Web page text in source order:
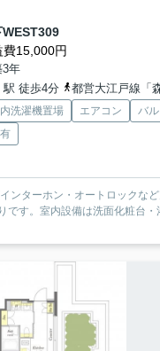
309
費15,000円
3年
駅 徒歩4分
都営大江戸線「森
洗濯機置場 エアコン
バ
ンターホン・オートロックな
です。室内設備は洗面化粧台・